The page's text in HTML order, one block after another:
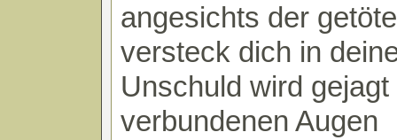
angesichts der
versteck dich in
Unschuld wird
verbundenen Augen